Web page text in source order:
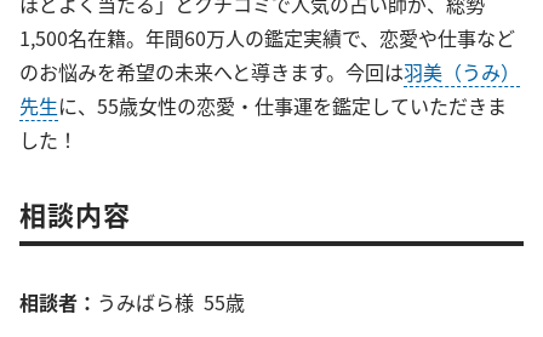
1,500名在籍。年間60万人の鑑定実績で、恋愛や仕事など
のお悩みを希望の未来へと導きます。今回は羽美（うみ）
先生に、55歳女性の恋愛・仕事運を鑑定していただきま
した！
相談内容
相談者： うみばら様 55歳